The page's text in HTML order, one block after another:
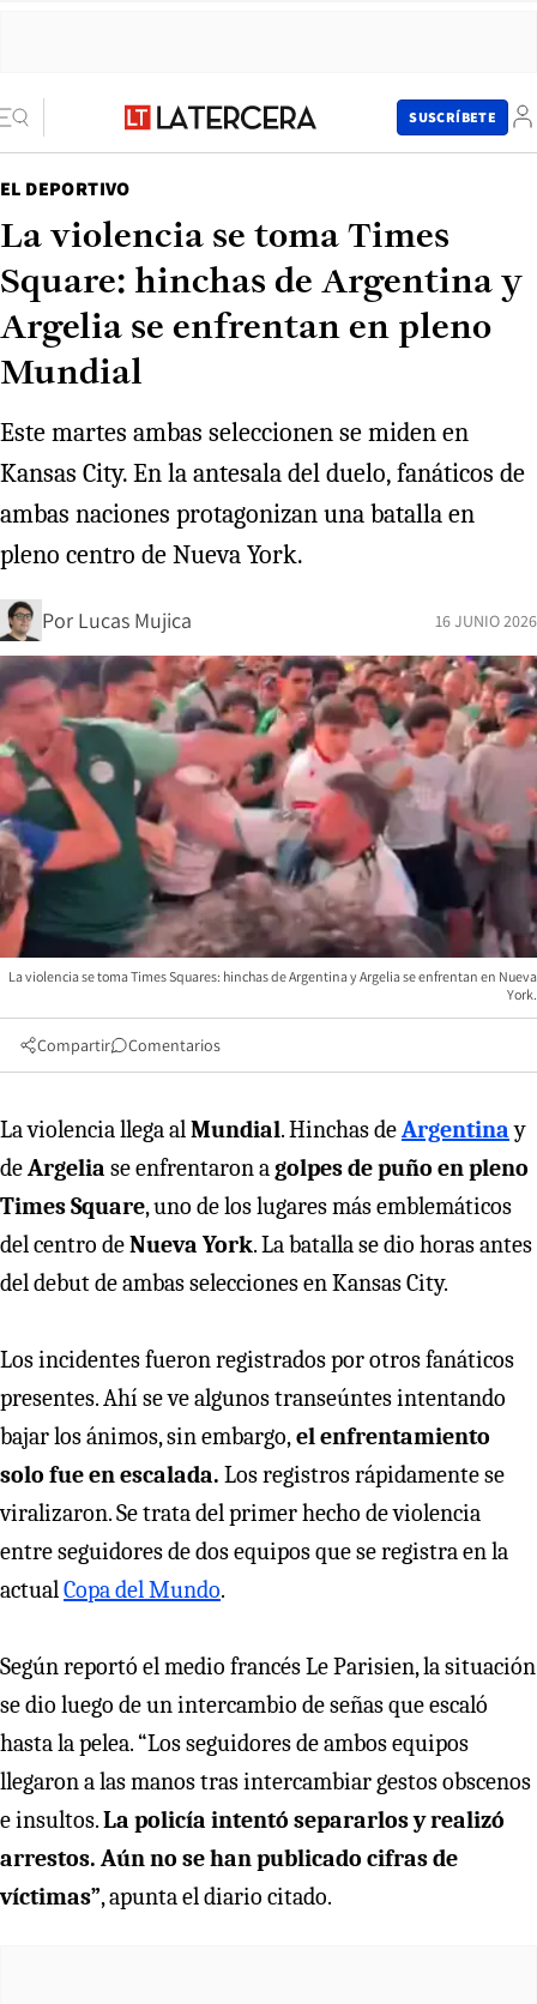
SUSCRÍBETE
EL DEPORTIVO
La violencia se toma Times
Square: hinchas de Argentina y
Argelia se enfrentan en pleno
Mundial
Este martes ambas seleccionen se miden en
Kansas City. En la antesala del duelo, fanáticos de
ambas naciones protagonizan una batalla en
pleno centro de Nueva York.
Por Lucas Mujica 16 JUNIO 2026
La violencia se toma Times Squares: hinchas de Argentina y Argelia se enfrentan en Nueva
York.
Compartir Comentarios
La violencia llega alMundial. Hinchas deArgentina y
deArgelia se enfrentaron agolpes de puño en pleno
Times Square, uno de los lugares más emblemáticos
del centro deNueva York. La batalla se dio horas antes
del debut de ambas selecciones en Kansas City.
Los incidentes fueron registrados por otros fanáticos
presentes. Ahí se ve algunos transeúntes intentando
bajar los ánimos, sin embargo,el enfrentamiento
solo fue en escalada. Los registros rápidamente se
viralizaron. Se trata del primer hecho de violencia
entre seguidores de dos equipos que se registra en la
actualCopa del Mundo.
Según reportó el medio francés Le Parisien, la situación
se dio luego de un intercambio de señas que escaló
hasta la pelea. “Los seguidores de ambos equipos
llegaron a las manos tras intercambiar gestos obscenos
e insultos.La policía intentó separarlos y realizó
arrestos. Aún no se han publicado cifras de
víctimas”, apunta el diario citado.